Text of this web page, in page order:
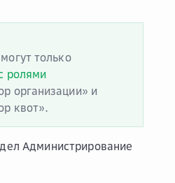
только
ролями
организации» и
квот».
Администрирование